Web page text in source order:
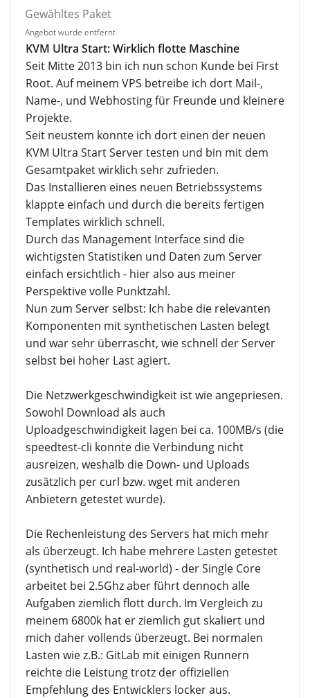
Gewähltes Paket
Angebot wurde entfernt
KVM Ultra Start: Wirklich flotte Maschine
Seit Mitte 2013 bin ich nun schon Kunde bei First
Root. Auf meinem VPS betreibe ich dort Mail-,
Name-, und Webhosting für Freunde und kleinere
Projekte.
Seit neustem konnte ich dort einen der neuen
KVM Ultra Start Server testen und bin mit dem
Gesamtpaket wirklich sehr zufrieden.
Das Installieren eines neuen Betriebssystems
klappte einfach und durch die bereits fertigen
Templates wirklich schnell.
Durch das Management Interface sind die
wichtigsten Statistiken und Daten zum Server
einfach ersichtlich - hier also aus meiner
Perspektive volle Punktzahl.
Nun zum Server selbst: Ich habe die relevanten
Komponenten mit synthetischen Lasten belegt
und war sehr überrascht, wie schnell der Server
selbst bei hoher Last agiert.
Die Netzwerkgeschwindigkeit ist wie angepriesen.
Sowohl Download als auch
Uploadgeschwindigkeit lagen bei ca. 100MB/s (die
speedtest-cli konnte die Verbindung nicht
ausreizen, weshalb die Down- und Uploads
zusätzlich per curl bzw. wget mit anderen
Anbietern getestet wurde).
Die Rechenleistung des Servers hat mich mehr
als überzeugt. Ich habe mehrere Lasten getestet
(synthetisch und real-world) - der Single Core
arbeitet bei 2.5Ghz aber führt dennoch alle
Aufgaben ziemlich flott durch. Im Vergleich zu
meinem 6800k hat er ziemlich gut skaliert und
mich daher vollends überzeugt. Bei normalen
Lasten wie z.B.: GitLab mit einigen Runnern
reichte die Leistung trotz der offiziellen
Empfehlung des Entwicklers locker aus.